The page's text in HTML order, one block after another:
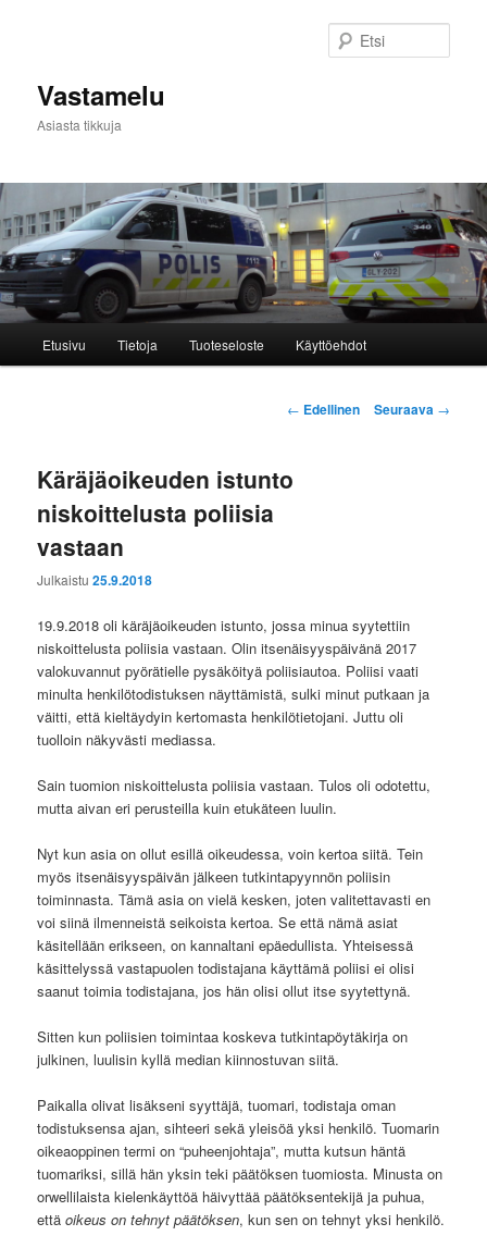
Vastamelu
Asiasta tikkuja
Etusivu Tietoja Tuoteseloste Käyttöehdot
Artikkelien
← Edellinen Seuraava →
Käräjäoikeuden istunto
niskoittelusta poliisia
vastaan
Julkaistu25.9.2018
19.9.2018 oli käräjäoikeuden istunto, jossa minua syytettiin
niskoittelusta poliisia vastaan. Olin itsenäisyyspäivänä 2017
valokuvannut pyörätielle pysäköityä poliisiautoa. Poliisi vaati
minulta henkilötodistuksen näyttämistä, sulki minut putkaan ja
väitti, että kieltäydyin kertomasta henkilötietojani. Juttu oli
tuolloin näkyvästi mediassa.
Sain tuomion niskoittelusta poliisia vastaan. Tulos oli odotettu,
mutta aivan eri perusteilla kuin etukäteen luulin.
Nyt kun asia on ollut esillä oikeudessa, voin kertoa siitä. Tein
myös itsenäisyyspäivän jälkeen tutkintapyynnön poliisin
toiminnasta. Tämä asia on vielä kesken, joten valitettavasti en
voi siinä ilmenneistä seikoista kertoa. Se että nämä asiat
käsitellään erikseen, on kannaltani epäedullista. Yhteisessä
käsittelyssä vastapuolen todistajana käyttämä poliisi ei olisi
saanut toimia todistajana, jos hän olisi ollut itse syytettynä.
Sitten kun poliisien toimintaa koskeva tutkintapöytäkirja on
julkinen, luulisin kyllä median kiinnostuvan siitä.
Paikalla olivat lisäkseni syyttäjä, tuomari, todistaja oman
todistuksensa ajan, sihteeri sekä yleisöä yksi henkilö. Tuomarin
oikeaoppinen termi on “puheenjohtaja”, mutta kutsun häntä
tuomariksi, sillä hän yksin teki päätöksen tuomiosta. Minusta on
orwellilaista kielenkäyttöä häivyttää päätöksentekijä ja puhua,
ettäoikeus on tehnyt päätöksen, kun sen on tehnyt yksi henkilö.